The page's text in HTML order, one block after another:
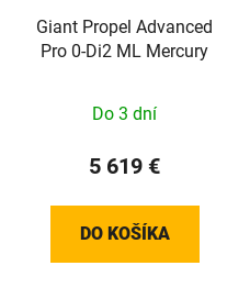
Giant Propel Advanced
Pro 0-Di2 ML Mercury
Do 3 dní
5 619 €
DO KOŠÍKA